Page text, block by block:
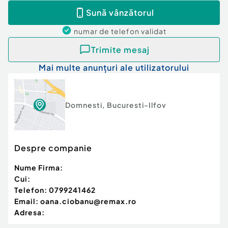
Pentru detalii suplimentare și programarea unei
vizionări, vă invităm să ne contactați.
Număr niveluri imobil:mai mult de 12
Posibilitate parcare: Nu
Curent
Canalizare
Gaz
Încălzire
Subsol
Sună vânzătorul
numar de telefon validat
Trimite mesaj
Mai multe anunțuri ale utilizatorului
Domnesti, Bucuresti-Ilfov
Despre companie
Nume Firma:
Cui:
Telefon: 0799241462
Email: oana.ciobanu@remax.ro
Adresa: